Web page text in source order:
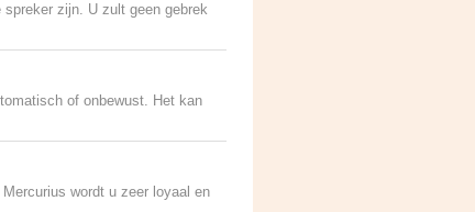
zijn. U zult geen gebrek
of onbewust. Het kan
wordt u zeer loyaal en